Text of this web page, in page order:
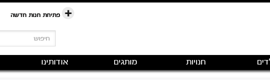
פתיחת חנות חדשה
חנויות מותגים אודותינו